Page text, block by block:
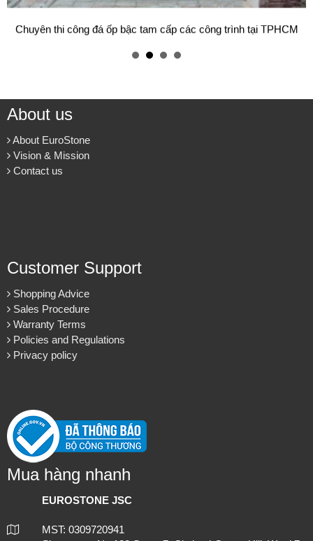
About us
About EuroStone
Vision & Mission
Contact us
Customer Support
Shopping Advice
Sales Procedure
Policies and Regulations